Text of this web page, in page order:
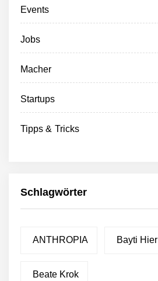
Events
Jobs
Macher
Startups
Tipps & Tricks
Schlagwörter
ANTHROPIA Bayti Hier
Beate Krok